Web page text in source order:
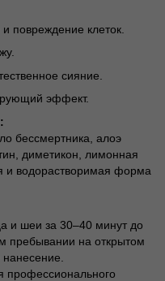
повреждение клеток.
сияние.
эффект.
бессмертника, алоэ
диметикон, лимонная
и водорастворимая форма
и шеи за 30–40 минут до
пребывании на открытом
профессионального